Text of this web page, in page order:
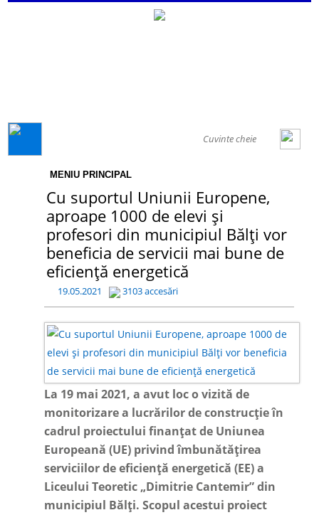
MENIU PRINCIPAL
Cu suportul Uniunii Europene,
aproape 1000 de elevi și
profesori din municipiul Bălți vor
beneficia de servicii mai bune de
eficiență energetică
19.05.2021 3103 accesări
La 19 mai 2021, a avut loc o vizită de
monitorizare a lucrărilor de construcție în
cadrul proiectului finanțat de Uniunea
Europeană (UE) privind îmbunătățirea
serviciilor de eficiență energetică (EE) a
Liceului Teoretic „Dimitrie Cantemir” din
municipiul Bălți. Scopul acestui proiect